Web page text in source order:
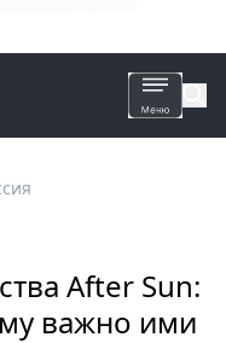
After Sun:
важно ими